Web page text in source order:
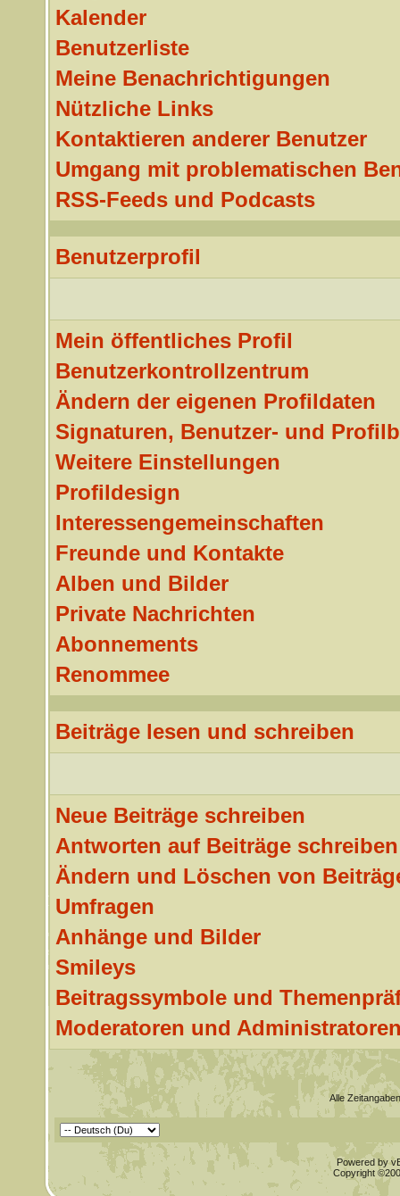
Kalender
Benutzerliste
Meine Benachrichtigungen
Nützliche Links
Kontaktieren anderer Benutzer
Umgang mit problematischen
RSS-Feeds und Podcasts
Benutzerprofil
Mein öffentliches Profil
Benutzerkontrollzentrum
Ändern der eigenen Profildaten
Signaturen, Benutzer- und
Weitere Einstellungen
Profildesign
Interessengemeinschaften
Freunde und Kontakte
Alben und Bilder
Private Nachrichten
Abonnements
Renommee
Beiträge lesen und schreiben
Neue Beiträge schreiben
Antworten auf Beiträge schreiben
Ändern und Löschen von
Umfragen
Anhänge und Bilder
Smileys
Beitragssymbole und
Moderatoren und
Alle
Powered by
Copyright